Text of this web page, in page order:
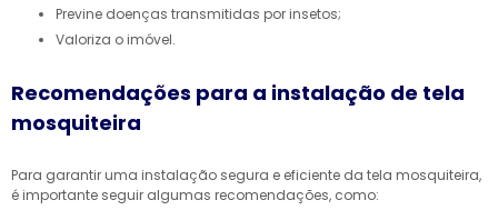
Previne doenças transmitidas por insetos;
Valoriza o imóvel.
Recomendações para a instalação de tela
mosquiteira
Para garantir uma instalação segura e eficiente da tela mosquiteira,
é importante seguir algumas recomendações, como: